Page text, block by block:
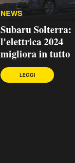
NEWS
Subaru Solterra:
l'elettrica 2024
migliora in tutto
LEGGI